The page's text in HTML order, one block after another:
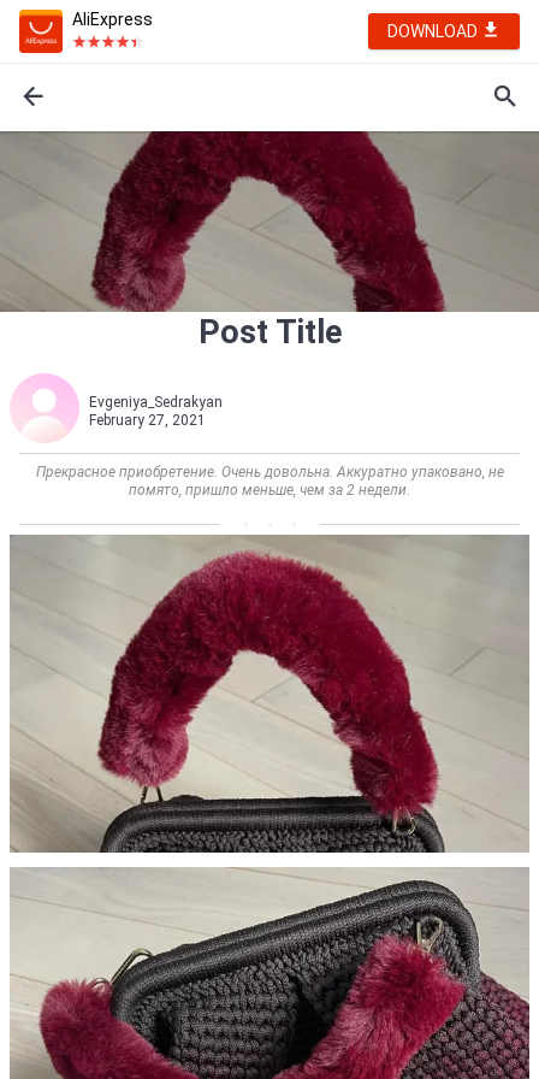
AliExpress
DOWNLOAD
Post Title
Evgeniya_Sedrakyan
February 27, 2021
Прекрасное приобретение. Очень довольна. Аккуратно упаковано, не
помято, пришло меньше, чем за 2 недели.